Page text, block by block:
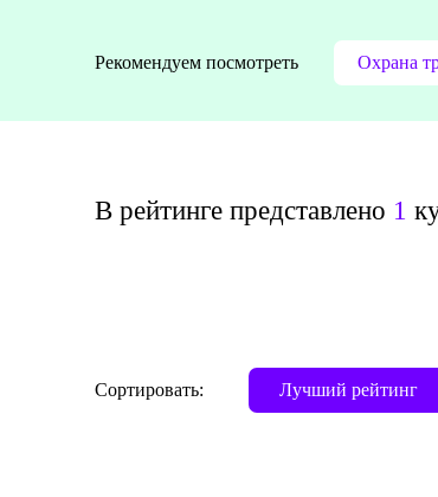
Рекомендуем посмотреть Охрана
В рейтинге представлено 1
Сортировать: Лучший рейтинг